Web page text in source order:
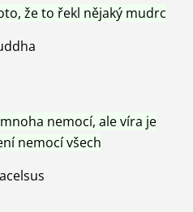
že to řekl nějaký mudrc
nemocí, ale víra je
nemocí všech